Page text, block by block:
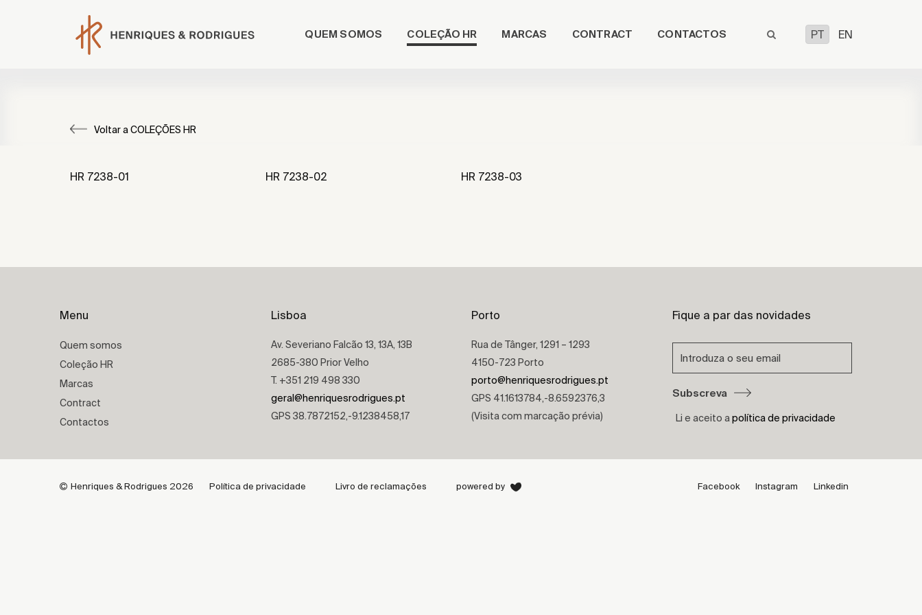
QUEM SOMOS COLEÇÃO HR MARCAS CONTRACT CONTACTOS PT EN
Voltar a COLEÇÕES HR
HR 7238-01 HR 7238-02 HR 7238-03
Menu
Quem somos
Coleção HR
Marcas
Contract
Contactos
Lisboa
Av. Severiano Falcão 13, 13A, 13B
2685-380 Prior Velho
T. +351 219 498 330
geral@henriquesrodrigues.pt
GPS 38.7872152,-9.1238458,17
Porto
Rua de Tânger, 1291 – 1293
4150-723 Porto
porto@henriquesrodrigues.pt
GPS 41.1613784,-8.6592376,3
(Visita com marcação prévia)
Fique a par das novidades
Subscreva
Li e aceito a política de privacidade
Henriques & Rodrigues 2026 Política de privacidade Livro de reclamações powered by Facebook Instagram Linkedin